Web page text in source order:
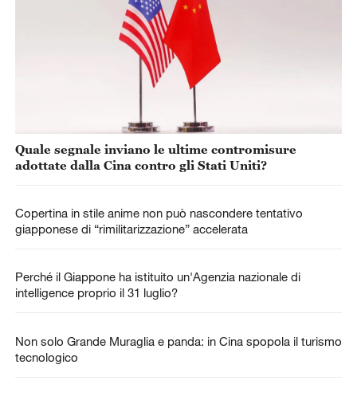
Quale segnale inviano le ultime contromisure
adottate dalla Cina contro gli Stati Uniti?
Copertina in stile anime non può nascondere tentativo
giapponese di “rimilitarizzazione” accelerata
Perché il Giappone ha istituito un'Agenzia nazionale di
intelligence proprio il 31 luglio?
Non solo Grande Muraglia e panda: in Cina spopola il turismo
tecnologico